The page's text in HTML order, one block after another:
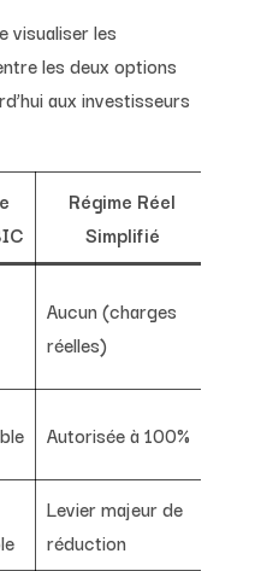
visualiser les
les deux options
aux investisseurs
Régime Réel
Simplifié
Aucun (charges
réelles)
Autorisée à 100%
Levier majeur de
réduction